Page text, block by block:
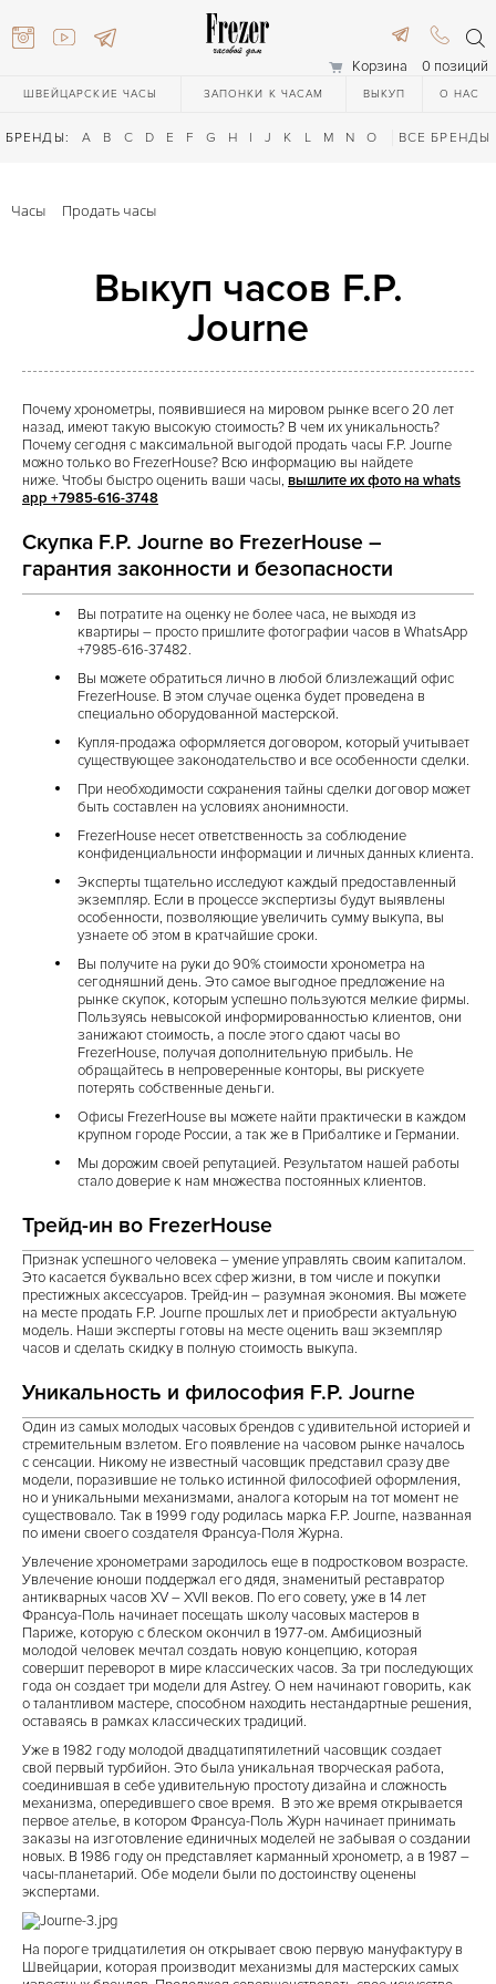
Корзина 0 позиций
ШВЕЙЦАРСКИЕ ЧАСЫ ЗАПОНКИ К ЧАСАМ ВЫКУП О НАС
БРЕНДЫ: A B C D E F G H I J K L M N O Q R S T
ВСЕ БРЕНДЫ
3748
Часы Продать часы
Выкуп часов F.P.
Journe
Почему хронометры, появившиеся на мировом рынке всего 20 лет
назад, имеют такую высокую стоимость? В чем их уникальность?
Почему сегодня с максимальной выгодой продать часы F.P. Journe
можно только во FrezerHouse? Всю информацию вы найдете
ниже. Чтобы быстро оценить ваши часы, вышлите их фото на whats
app +7985-616-3748
Скупка F.P. Journe во FrezerHouse –
гарантия законности и безопасности
Вы потратите на оценку не более часа, не выходя из
квартиры – просто пришлите фотографии часов в WhatsApp
+7985-616-37482.
Вы можете обратиться лично в любой близлежащий офис
FrezerHouse. В этом случае оценка будет проведена в
специально оборудованной мастерской.
Купля-продажа оформляется договором, который учитывает
существующее законодательство и все особенности сделки.
При необходимости сохранения тайны сделки договор может
быть составлен на условиях анонимности.
FrezerHouse несет ответственность за соблюдение
конфиденциальности информации и личных данных клиента.
Эксперты тщательно исследуют каждый предоставленный
экземпляр. Если в процессе экспертизы будут выявлены
особенности, позволяющие увеличить сумму выкупа, вы
узнаете об этом в кратчайшие сроки.
Вы получите на руки до 90% стоимости хронометра на
сегодняшний день. Это самое выгодное предложение на
рынке скупок, которым успешно пользуются мелкие фирмы.
Пользуясь невысокой информированностью клиентов, они
занижают стоимость, а после этого сдают часы во
FrezerHouse, получая дополнительную прибыль. Не
обращайтесь в непроверенные конторы, вы рискуете
потерять собственные деньги.
Офисы FrezerHouse вы можете найти практически в каждом
крупном городе России, а так же в Прибалтике и Германии.
Мы дорожим своей репутацией. Результатом нашей работы
стало доверие к нам множества постоянных клиентов.
Трейд-ин во FrezerHouse
Признак успешного человека – умение управлять своим капиталом.
Это касается буквально всех сфер жизни, в том числе и покупки
престижных аксессуаров. Трейд-ин – разумная экономия. Вы можете
на месте продать F.P. Journe прошлых лет и приобрести актуальную
модель. Наши эксперты готовы на месте оценить ваш экземпляр
часов и сделать скидку в полную стоимость выкупа.
Уникальность и философия F.P. Journe
Один из самых молодых часовых брендов с удивительной историей и
стремительным взлетом. Его появление на часовом рынке началось
с сенсации. Никому не известный часовщик представил сразу две
модели, поразившие не только истинной философией оформления,
но и уникальными механизмами, аналога которым на тот момент не
существовало. Так в 1999 году родилась марка F.P. Journe, названная
по имени своего создателя Франсуа-Поля Журна.
Увлечение хронометрами зародилось еще в подростковом возрасте.
Увлечение юноши поддержал его дядя, знаменитый реставратор
антикварных часов XV – XVII веков. По его совету, уже в 14 лет
Франсуа-Поль начинает посещать школу часовых мастеров в
Париже, которую с блеском окончил в 1977-ом. Амбициозный
молодой человек мечтал создать новую концепцию, которая
совершит переворот в мире классических часов. За три последующих
года он создает три модели для Astrey. О нем начинают говорить, как
о талантливом мастере, способном находить нестандартные решения,
оставаясь в рамках классических традиций.
Уже в 1982 году молодой двадцатипятилетний часовщик создает
свой первый турбийон. Это была уникальная творческая работа,
соединившая в себе удивительную простоту дизайна и сложность
механизма, опередившего свое время. В это же время открывается
первое ателье, в котором Франсуа-Поль Журн начинает принимать
заказы на изготовление единичных моделей не забывая о создании
новых. В 1986 году он представляет карманный хронометр, а в 1987 –
часы-планетарий. Обе модели были по достоинству оценены
экспертами.
На пороге тридцатилетия он открывает свою первую мануфактуру в
Швейцарии, которая производит механизмы для мастерских самых